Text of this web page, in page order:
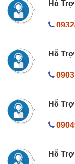
Hỗ
Hỗ
Hỗ
Hỗ